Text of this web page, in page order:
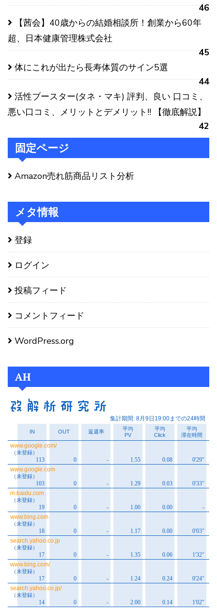
46
【茜会】40歳からの結婚相談所！創業から60年
超、日本健康管理株式会社
45
体にこれが出たら長寿体質のサイン5選
44
活性ブースター(タネ・マキ) 評判、良い 口コミ、
悪い口コミ、メリットとデメリット!! 【徹底解説】
42
固定ページ
Amazon売れ筋商品リスト分析
メタ情報
登録
ログイン
投稿フィード
コメントフィード
WordPress.org
AH